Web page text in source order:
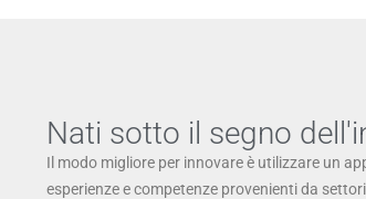
Nati sotto il segno
Il modo migliore per innovare è utilizzare un
esperienze e competenze provenienti da